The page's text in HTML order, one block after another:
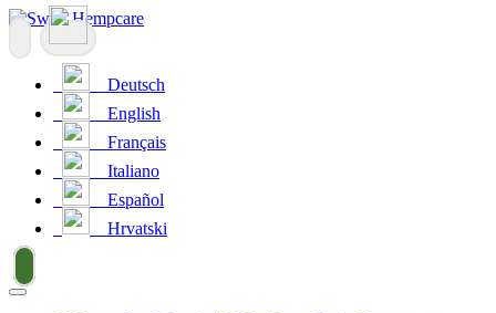
Deutsch
English
Français
Italiano
Español
Hrvatski